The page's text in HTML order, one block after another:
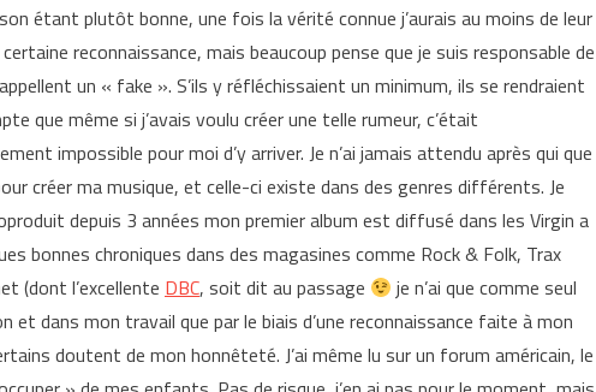
étant plutôt bonne, une fois la vérité connue j’aurais au moins de leur
reconnaissance, mais beaucoup pense que je suis responsable de
un « fake ». S’ils y réfléchissaient un minimum, ils se rendraient
que même si j’avais voulu créer une telle rumeur, c’était
impossible pour moi d’y arriver. Je n’ai jamais attendu après qui que
créer ma musique, et celle-ci existe dans des genres différents. Je
depuis 3 années mon premier album est diffusé dans les Virgin a
bonnes chroniques dans des magasines comme Rock & Folk, Trax
(dont l’excellente DBC, soit dit au passage
je n’ai que comme seul
et dans mon travail que par le biais d’une reconnaissance faite à mon
doutent de mon honnêteté. J’ai même lu sur un forum américain, le